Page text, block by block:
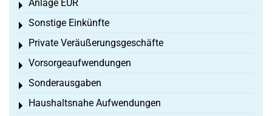
Anlage EÜR
Toggle menu
Sonstige Einkünfte
Toggle menu
Private Veräußerungsgeschäfte
Toggle menu
Vorsorgeaufwendungen
Toggle menu
Sonderausgaben
Toggle menu
Haushaltsnahe Aufwendungen
Toggle menu